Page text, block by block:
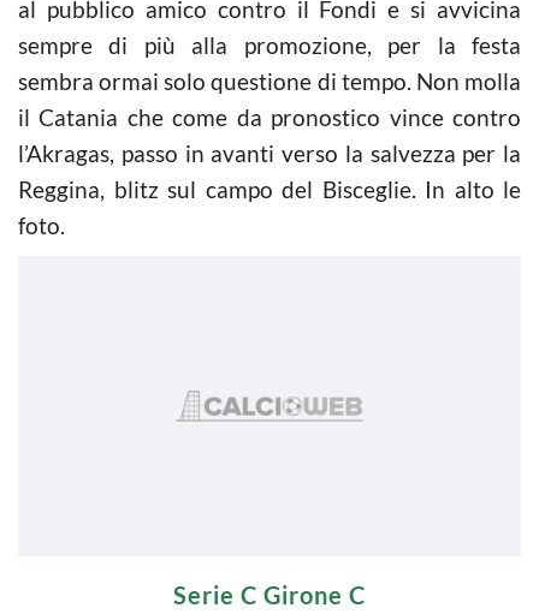
al pubblico amico contro il Fondi e si avvicina
sempre di più alla promozione, per la festa
sembra ormai solo questione di tempo. Non molla
il Catania che come da pronostico vince contro
l’Akragas, passo in avanti verso la salvezza per la
Reggina, blitz sul campo del Bisceglie. In alto le
foto.
Serie C Girone C